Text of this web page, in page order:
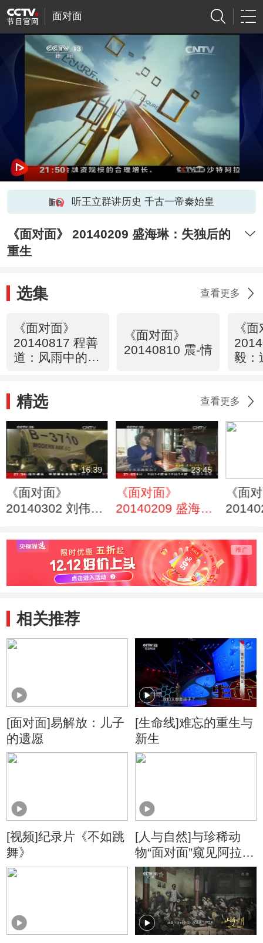
面对面
听王立群讲历史 千古一帝秦始皇
《面对面》 20140209 盛海琳：失独后的
重生
选集 查看更多
《面对面》
20140817 程善
道：风雨中的搀
《面对面》
20140810 震-情
《
毅：
精选 查看更多
16:39
《面对面》
20140302 刘伟
23:45
《面对面》
20140209 盛海
《面
相关推荐
[面对面]易解放：儿子
的遗愿
[生命线]难忘的重生与
新生
[视频]纪录片《不如跳
舞》
[人与自然]与珍稀动
物“面对面”窥见阿拉伯
豹隐秘的私生活